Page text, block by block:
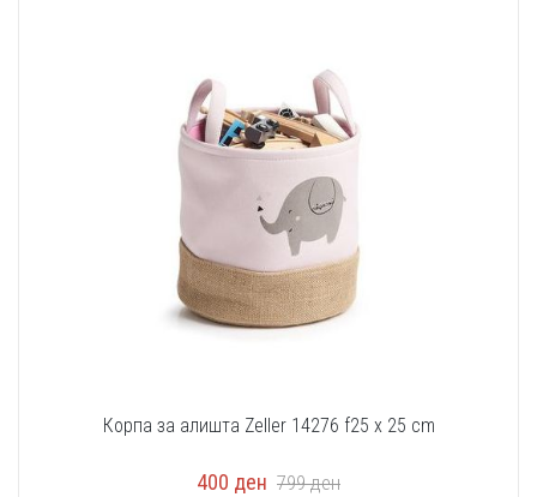
Корпа за алишта Zeller 14276 f25 x 25 cm
400 ден 799ден